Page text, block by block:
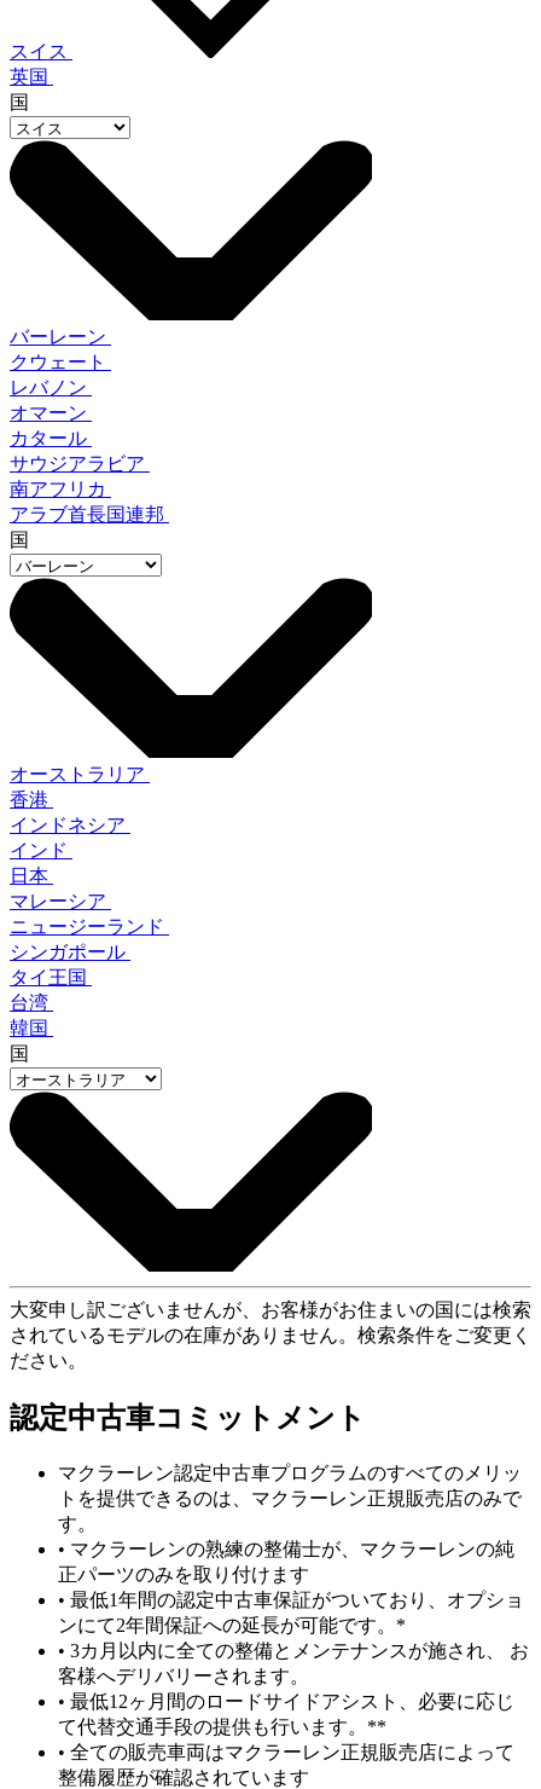
スイス
英国
国
バーレーン
クウェート
レバノン
オマーン
カタール
サウジアラビア
南アフリカ
アラブ首長国連邦
国
オーストラリア
香港
インドネシア
インド
日本
マレーシア
ニュージーランド
シンガポール
タイ王国
台湾
韓国
国
大変申し訳ございませんが、お客様がお住まいの国には検索
されているモデルの在庫がありません。検索条件をご変更く
ださい。
認定中古車コミットメント
マクラーレン認定中古車プログラムのすべてのメリッ
トを提供できるのは、マクラーレン正規販売店のみで
す。
• マクラーレンの熟練の整備士が、マクラーレンの純
正パーツのみを取り付けます
• 最低1年間の認定中古車保証がついており、オプショ
ンにて2年間保証への延長が可能です。*
• 3カ月以内に全ての整備とメンテナンスが施され、 お
客様へデリバリーされます。
• 最低12ヶ月間のロードサイドアシスト、必要に応じ
て代替交通手段の提供も行います。**
• 全ての販売車両はマクラーレン正規販売店によって
整備履歴が確認されています